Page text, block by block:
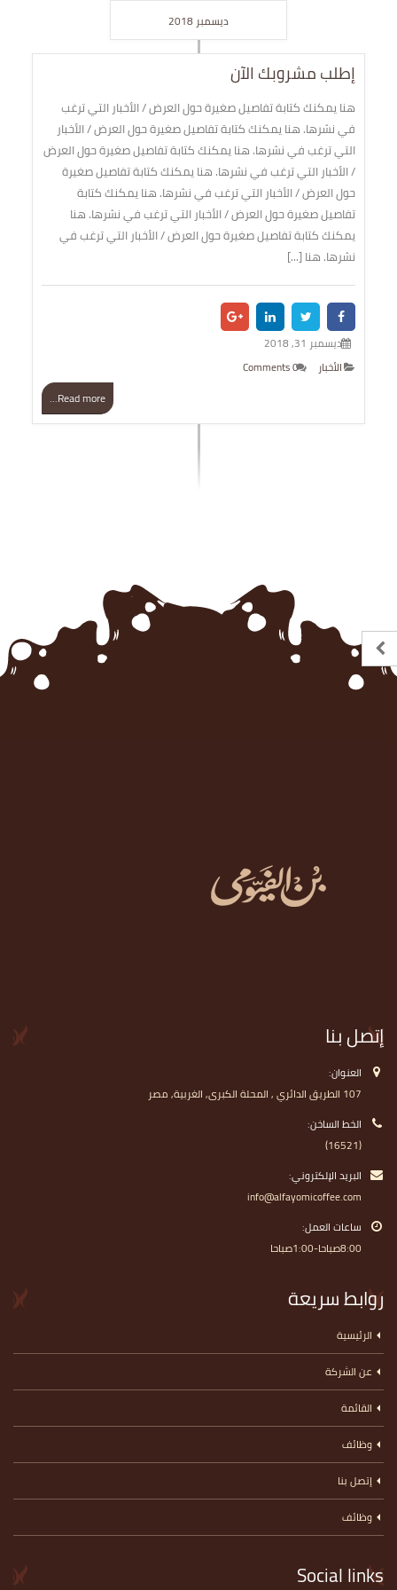
ديسمبر 2018
إطلب مشروبك الآن
هنا يمكنك كتابة تفاصيل صغيرة حول العرض / الأخبار التي ترغب
في نشرها. هنا يمكنك كتابة تفاصيل صغيرة حول العرض / الأخبار
التي ترغب في نشرها. هنا يمكنك كتابة تفاصيل صغيرة حول العرض
/ الأخبار التي ترغب في نشرها. هنا يمكنك كتابة تفاصيل صغيرة
حول العرض / الأخبار التي ترغب في نشرها. هنا يمكنك كتابة
تفاصيل صغيرة حول العرض / الأخبار التي ترغب في نشرها. هنا
يمكنك كتابة تفاصيل صغيرة حول العرض / الأخبار التي ترغب في
نشرها. هنا [...]
ديسمبر 31, 2018
الأخبار
0 Comments
Read more...
إتصل بنا
العنوان:
107 الطريق الدائري , المحلة الكبرى, الغربية, مصر
الخط الساخن:
(16521)
البريد الإلكتروني:
info@alfayomicoffee.com
ساعات العمل:
8:00صباحا-1:00صباحا
روابط سريعة
الرئيسية
عن الشركة
القائمة
وظائف
إتصل بنا
وظائف
Social links